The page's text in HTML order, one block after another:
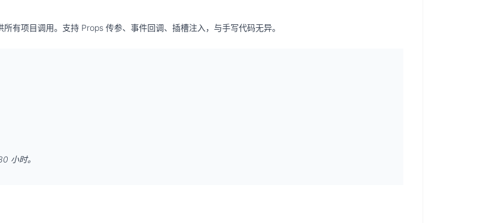
有项目调用。支持 Props 传参、事件回调、插槽注入，与手写代码无异。
小时。